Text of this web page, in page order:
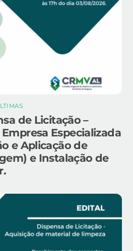
de Licitação –
Especializada
e Aplicação de
e Instalação de